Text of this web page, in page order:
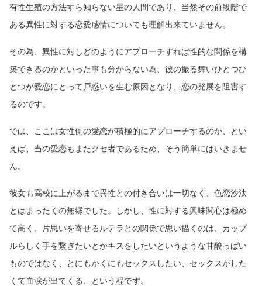
有性生殖の方法すら知らない星の人間であり、当然その前段階で
ある異性に対する恋愛感情についても理解出来ていません。
その為、異性に対しどのようにアプローチすれば性的な関係を構
築できるのかといった事も分からない為、彼の振る舞いひとつひ
とつが愛恋にとって戸惑いを生む原因となり、恋の発展を阻害す
るのです。
では、ここは女性側の愛恋が積極的にアプローチするのか、とい
えば、当の愛恋もまたクセ者であるため、そう簡単にはいきませ
ん。
彼女も高校に上がるまで異性との付き合いは一切なく、色恋沙汰
とはまったくの無縁でした。しかし、性に対する興味関心は極め
て高く、片思いを寄せるルテラとの関係で思い描くのは、カップ
ルらしく手を繋ぎたいとかキスをしたいというような甘酸っぱい
ものではなく、とにもかくにもセックスしたい、セックスがした
くて血涙が出てくる、という程です。